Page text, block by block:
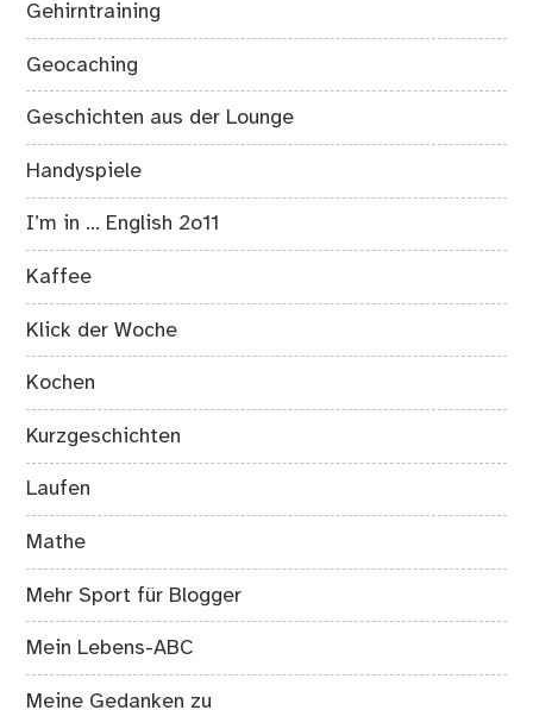
Gehirntraining
Geocaching
Geschichten aus der Lounge
Handyspiele
I’m in … English 2o11
Kaffee
Klick der Woche
Kochen
Kurzgeschichten
Laufen
Mathe
Mehr Sport für Blogger
Mein Lebens-ABC
Meine Gedanken zu